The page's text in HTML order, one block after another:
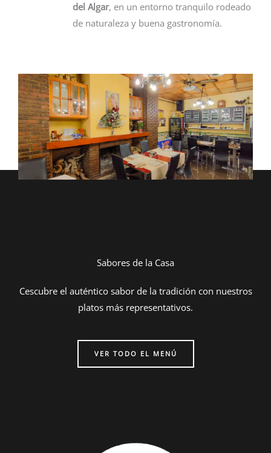
del Algar, en un entorno tranquilo rodeado
de naturaleza y buena gastronomía.
Sabores de la Casa
Cescubre el auténtico sabor de la tradición con nuestros
platos más representativos.
VER TODO EL MENÚ